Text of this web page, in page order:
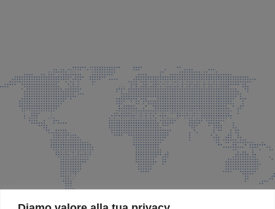
info@faeg.it
COMMERCIALE E SPEDIZIONI
Via Padre Elzi, 32 Grassobbio (BG)
035 525015
035 335037
info@faeg.it
SITE MAP